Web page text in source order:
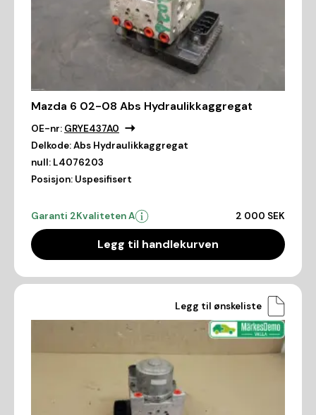
Mazda 6 02-08 Abs Hydraulikkaggregat
OE-nr: GRYE437A0
Delkode:Abs Hydraulikkaggregat
null: L4076203
Posisjon: Uspesifisert
Garanti 2Kvaliteten A 2 000 SEK
Legg til handlekurven
Legg til ønskeliste